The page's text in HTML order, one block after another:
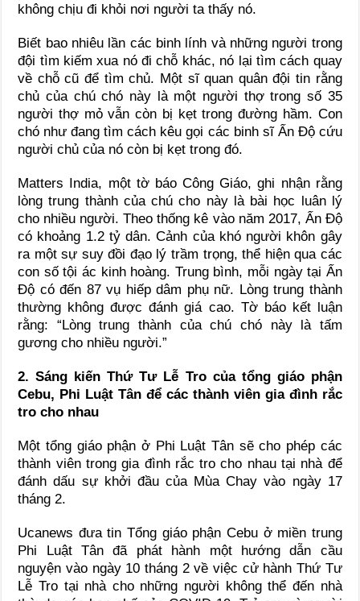
không chịu đi khỏi nơi người ta thấy nó.
Biết bao nhiêu lần các binh lính và những người trong
đội tìm kiếm xua nó đi chỗ khác, nó lại tìm cách quay
về chỗ cũ để tìm chủ. Một sĩ quan quân đội tin rằng
chủ của chú chó này là một người thợ trong số 35
người thợ mỏ vẫn còn bị kẹt trong đường hầm. Con
chó như đang tìm cách kêu gọi các binh sĩ Ấn Độ cứu
người chủ của nó còn bị kẹt trong đó.
Matters India, một tờ báo Công Giáo, ghi nhận rằng
lòng trung thành của chú cho này là bài học luân lý
cho nhiều người. Theo thống kê vào năm 2017, Ấn Độ
có khoảng 1.2 tỷ dân. Cảnh của khó người khôn gây
ra một sự suy đồi đạo lý trầm trọng, thể hiện qua các
con số tội ác kinh hoàng. Trung bình, mỗi ngày tại Ấn
Độ có đến 87 vụ hiếp dâm phụ nữ. Lòng trung thành
thường không được đánh giá cao. Tờ báo kết luận
rằng: “Lòng trung thành của chú chó này là tấm
gương cho nhiều người.”
2. Sáng kiến Thứ Tư Lễ Tro của tổng giáo phận
Cebu, Phi Luật Tân để các thành viên gia đình rắc
tro cho nhau
Một tổng giáo phận ở Phi Luật Tân sẽ cho phép các
thành viên trong gia đình rắc tro cho nhau tại nhà để
đánh dấu sự khởi đầu của Mùa Chay vào ngày 17
tháng 2.
Ucanews đưa tin Tổng giáo phận Cebu ở miền trung
Phi Luật Tân đã phát hành một hướng dẫn cầu
nguyện vào ngày 10 tháng 2 về việc cử hành Thứ Tư
Lễ Tro tại nhà cho những người không thể đến nhà